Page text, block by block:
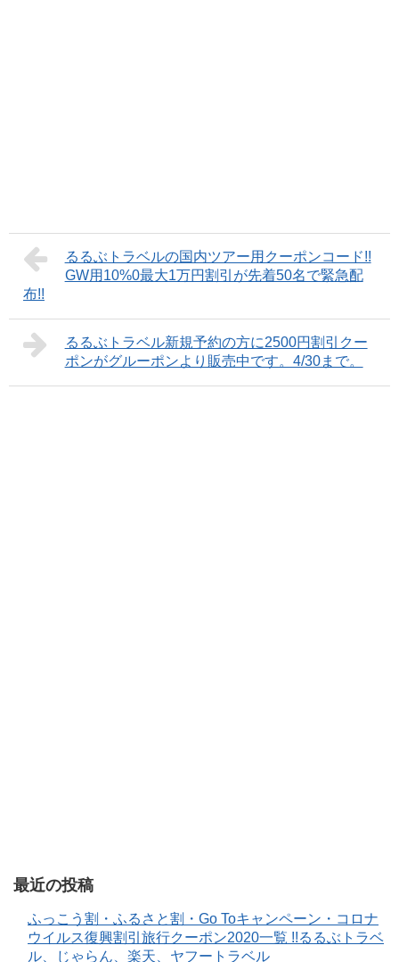
るるぶトラベルの国内ツアー用クーポンコード!!
GW用10%0最大1万円割引が先着50名で緊急配
布!!
るるぶトラベル新規予約の方に2500円割引クー
ポンがグルーポンより販売中です。4/30まで。
最近の投稿
ふっこう割・ふるさと割・Go Toキャンペーン・コロナ
ウイルス復興割引旅行クーポン2020一覧 !!るるぶトラベ
ル、じゃらん、楽天、ヤフートラベル